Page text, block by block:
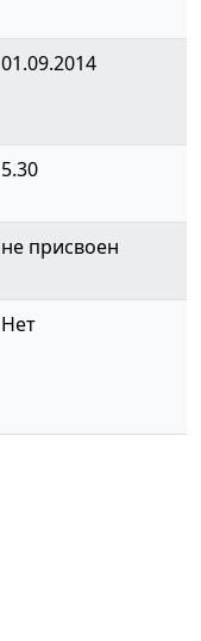
01.09.2014
5.30
не присвоен
Нет